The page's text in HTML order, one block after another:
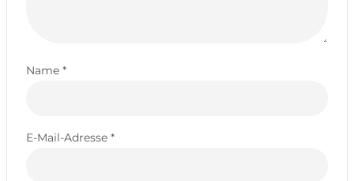
Name *
E-Mail-Adresse *